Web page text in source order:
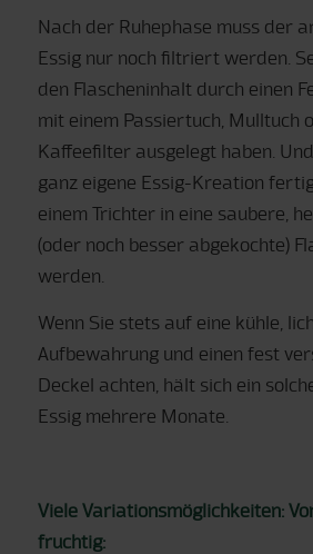
Nach der Ruhephase muss der
Essig nur noch filtriert werden.
den Flascheninhalt durch einen
mit einem Passiertuch, Mulltuch
Kaffeefilter ausgelegt haben.
ganz eigene Essig-Kreation
einem Trichter in eine saubere,
(oder noch besser abgekochte)
werden.
Wenn Sie stets auf eine kühle,
Aufbewahrung und einen fest
Deckel achten, hält sich ein
Essig mehrere Monate.
Viele Variationsmöglichkeiten:
fruchtig: